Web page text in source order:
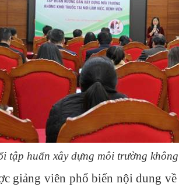
tập huấn xây dựng môi trường
giảng viên phổ biến nội dung